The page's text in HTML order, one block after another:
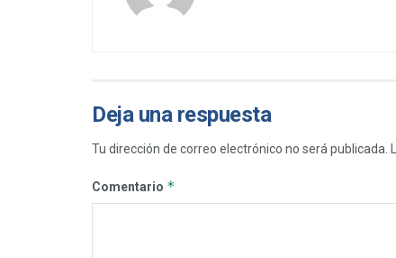
Deja una respuesta
Tu dirección de correo electrónico no será publicada.
Comentario *